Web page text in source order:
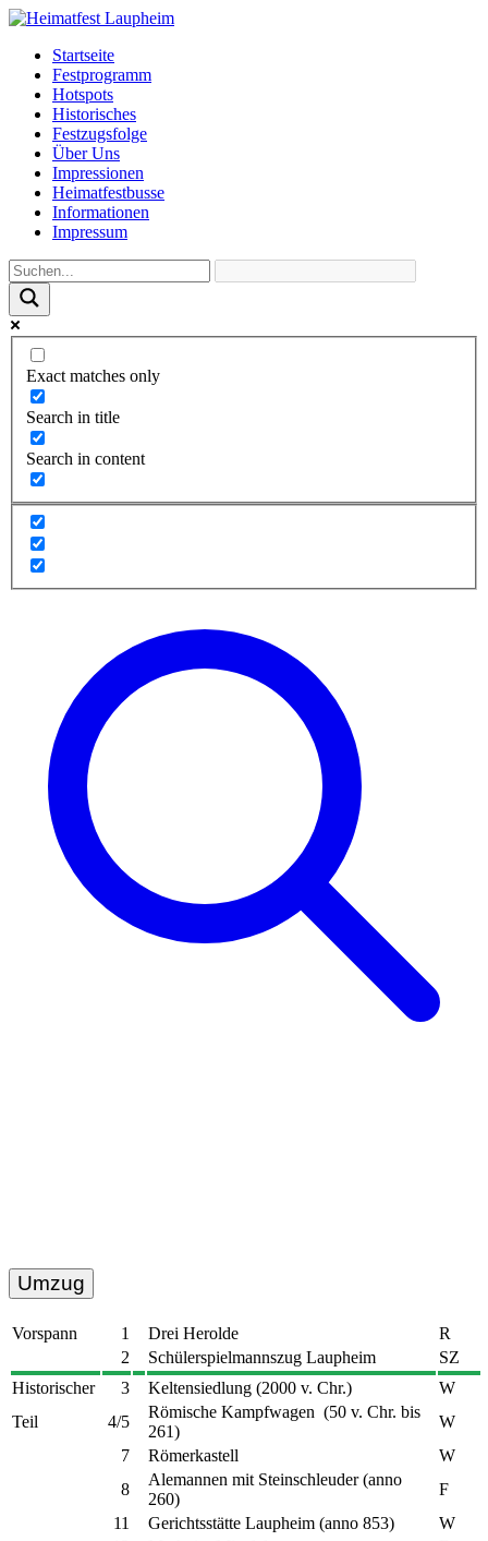
Startseite
Festprogramm
Hotspots
Historisches
Festzugsfolge
Über Uns
Impressionen
Heimatfestbusse
Informationen
Impressum
Exact matches only
Search in title
Search in content
Umzug
Vorspann 1 Drei Herolde
R
2
Schülerspielmannszug Laupheim
SZ
Historischer
3 Keltensiedlung (2000 v. Chr.)
W
Teil
4/5
Römische Kampfwagen (50 v. Chr. bis
261)
W
7
Römerkastell
W
8
Alemannen mit Steinschleuder (anno
260)
F
11
Gerichtsstätte Laupheim (anno 853)
W